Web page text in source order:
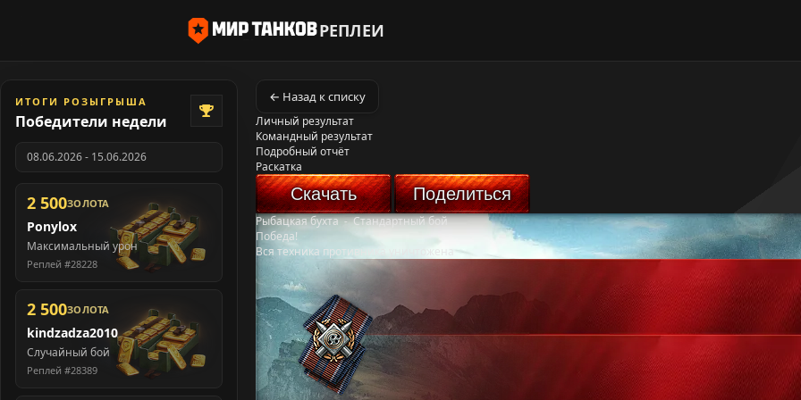
РЕПЛЕИ
ИТОГИ РОЗЫГРЫША
Победители недели
08.06.2026 - 15.06.2026
2 500ЗОЛОТА
Ponylox
Максимальный урон
Реплей #28228
2 500ЗОЛОТА
kindzadza2010
Случайный бой
Реплей #28389
← Назад к списку
Личный результат
Командный результат
Подробный отчёт
Раскатка
Скачать Поделиться
Рыбацкая бухта-Стандартный бой
Победа!
Вся техника противника уничтожена